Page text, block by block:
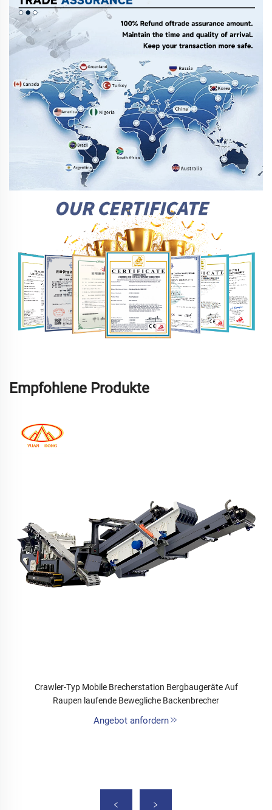
Empfohlene Produkte
Crawler-Typ Mobile Brecherstation Bergbaugeräte Auf
Raupen laufende Bewegliche Backenbrecher
Angebot anfordern